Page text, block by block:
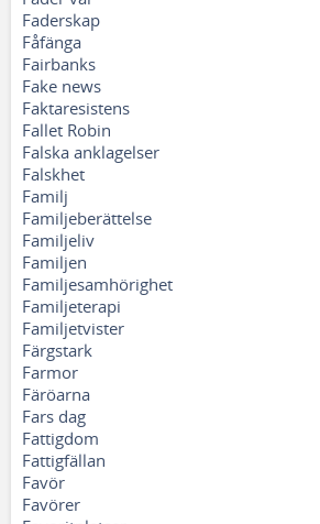
Faderskap
Fåfänga
Fairbanks
Fake news
Faktaresistens
Fallet Robin
Falska anklagelser
Falskhet
Familj
Familjeberättelse
Familjeliv
Familjen
Familjesamhörighet
Familjeterapi
Familjetvister
Färgstark
Farmor
Färöarna
Fars dag
Fattigdom
Fattigfällan
Favör
Favörer